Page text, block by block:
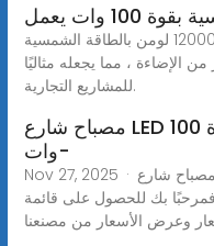
وات يعمل
خرج لومن عالي: مصباح الشارع 12000 لومن بالطاقة الشمسية Led
من الإضاءة ، مما يجعله مثاليًا
للمشاريع التجارية.
مصباح شارع LED يعمل بالطاقة الشمسية بقدرة 100
وات-
Nov 27, 2025 · إذا كنت ستشتري مصباح شارع LED يعمل بالطاقة
مخصصًا، فمرحبًا بك للحصول على قائمة